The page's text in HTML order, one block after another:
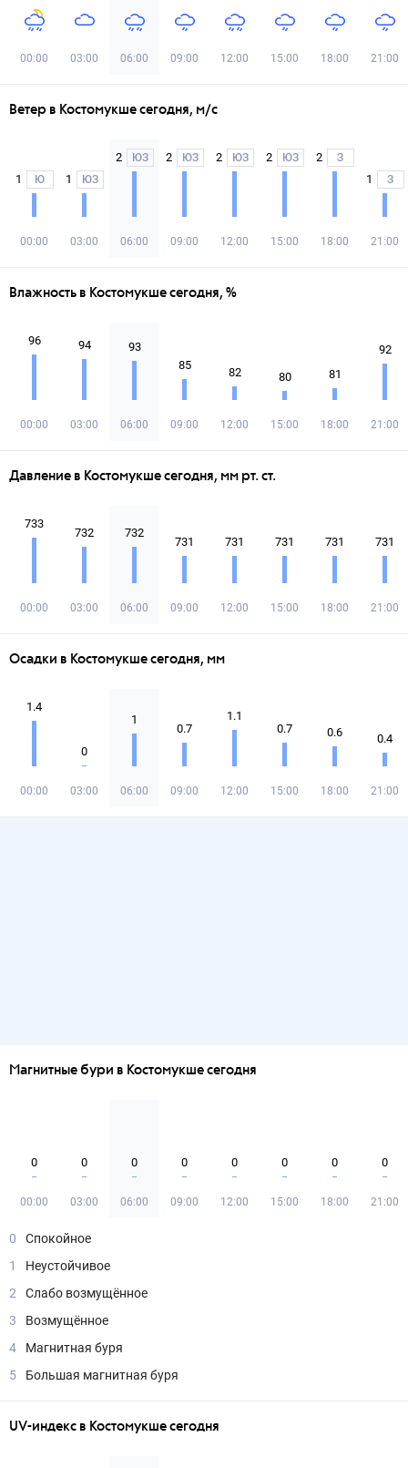
00:00 03:00 06:00 09:00 12:00 15:00 18:00 21:00
Ветер в Костомукше сегодня, м/с
1 Ю
00:00
1 ЮЗ
03:00
2 ЮЗ
06:00
2 ЮЗ
09:00
2 ЮЗ
12:00
2 ЮЗ
15:00
2 З
18:00
1 З
21:00
Влажность в Костомукше сегодня, %
96
00:00
94
03:00
93
06:00
85
09:00
82
12:00
80
15:00
81
18:00
92
21:00
Давление в Костомукше сегодня, мм рт. ст.
733
00:00
732
03:00
732
06:00
731
09:00
731
12:00
731
15:00
731
18:00
731
21:00
Осадки в Костомукше сегодня, мм
1.4
00:00
0
03:00
1
06:00
0.7
09:00
1.1
12:00
0.7
15:00
0.6
18:00
0.4
21:00
Магнитные бури в Костомукше сегодня
0
00:00
0
03:00
0
06:00
0
09:00
0
12:00
0
15:00
0
18:00
0
21:00
0
Спокойное
1
Неустойчивое
2
Слабо возмущённое
3
Возмущённое
4
Магнитная буря
5
Большая магнитная буря
UV-индекс в Костомукше сегодня